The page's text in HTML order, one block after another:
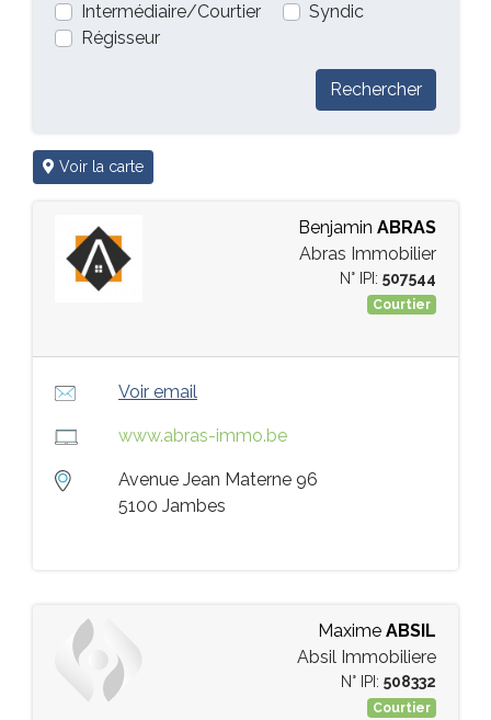
Intermédiaire/Courtier
Syndic
Régisseur
Rechercher
Voir la carte
Benjamin ABRAS
Abras Immobilier
N° IPI: 507544
Courtier
Voir email
www.abras-immo.be
Avenue Jean Materne 96
5100 Jambes
Maxime ABSIL
Absil Immobiliere
N° IPI: 508332
Courtier